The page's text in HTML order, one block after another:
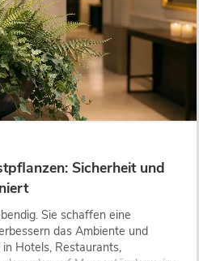
Sicherheit und
Sie schaffen eine
das Ambiente und
Hotels, Restaurants,